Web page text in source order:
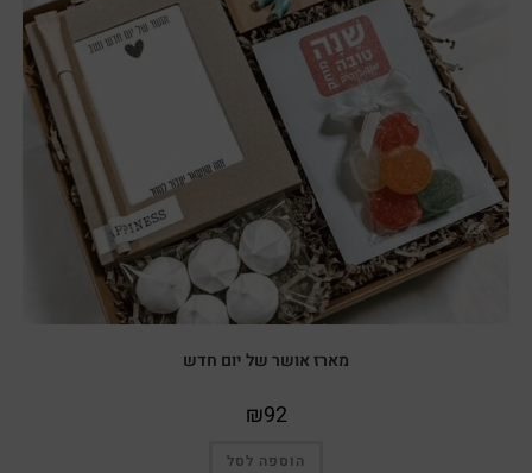
מארז אושר של יום חדש
₪92
הוספה לסל